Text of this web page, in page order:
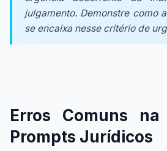
julgamento. Demonstre como
se encaixa nesse critério de
Erros Comuns
Prompts Jurídicos